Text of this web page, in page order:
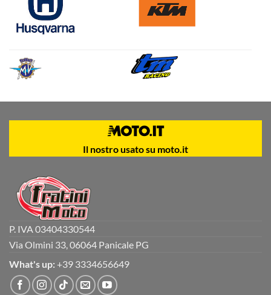
Il nostro usato su moto.it
P. IVA 03404330544
Via Olmini 33, 06064 Panicale PG
What's up: +39 3334656649